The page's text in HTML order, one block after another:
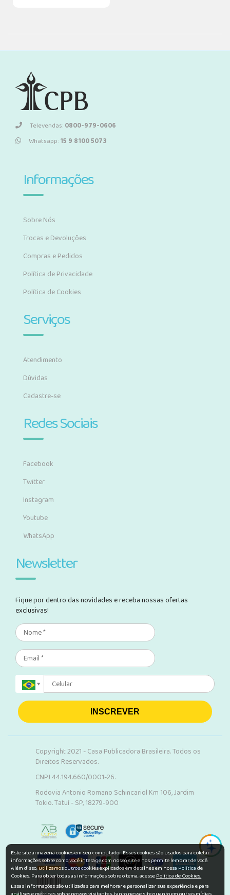
Televendas:0800-979-0606
Whatsapp:15 9 8100 5073
Informações
Sobre Nós
Trocas e Devoluções
Compras e Pedidos
Política de Privacidade
Política de Cookies
Serviços
Atendimento
Dúvidas
Cadastre-se
Redes Sociais
Facebook
Twitter
Instagram
Youtube
WhatsApp
Newsletter
Fique por dentro das novidades e receba nossas ofertas
exclusivas!
INSCREVER
Copyright 2021 - Casa Publicadora Brasileira. Todos os
Direitos Reservados.
CNPJ 44.194.660/0001-26.
Rodovia Antonio Romano Schincariol Km 106, Jardim
Tokio. Tatuí - SP, 18279-900
Este site armazena cookies em seu computador. Esses cookies são usados para coletar
informações sobre como você interage com nosso site e nos permite lembrar de você.
Além disso, utilizamos outros cookies explicados em detalhes em nossa Política de
Cookies. Para obter todas as informações sobre o tema, acessePolítica de Cookies.
Essas informações são utilizadas para melhorar e personalizar sua experiência e para